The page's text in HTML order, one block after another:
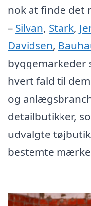
nok at finde det
– Silvan, Stark,
Davidsen,
byggemarkeder
hvert fald til
og
detailbutikker,
udvalgte
bestemte